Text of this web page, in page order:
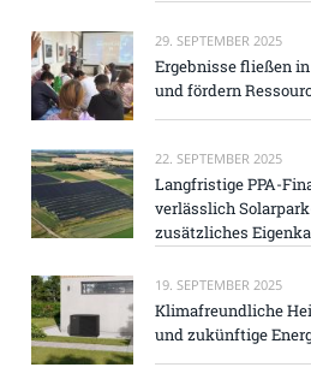
29. SEPTEMBER 2025
Ergebnisse fließen
und fördern
22. SEPTEMBER 2025
Langfristige PPA-
verlässlich
zusätzliches
19. SEPTEMBER 2025
Klimafreundliche
und zukünftige